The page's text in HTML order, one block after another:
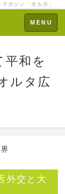
ジン「オルタ」
Toggle
navigation
MENU
平和を
ルタ広
外交と大